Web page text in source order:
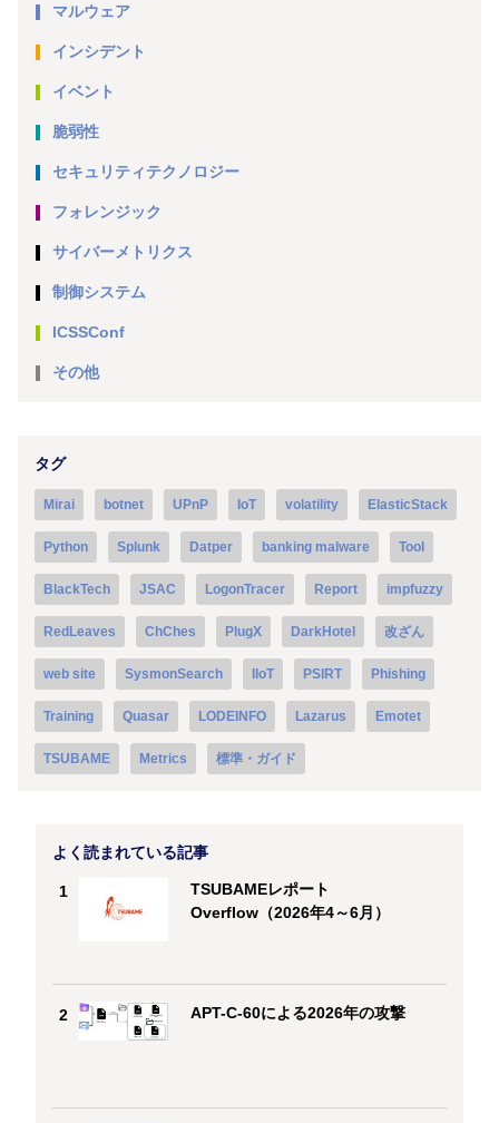
マルウェア
インシデント
イベント
脆弱性
セキュリティテクノロジー
フォレンジック
サイバーメトリクス
制御システム
ICSSConf
その他
タグ
Mirai botnet UPnP IoT volatility ElasticStack
Python Splunk Datper banking malware Tool
BlackTech JSAC LogonTracer Report impfuzzy
RedLeaves ChChes PlugX DarkHotel 改ざん
web site SysmonSearch IIoT PSIRT Phishing
Training Quasar LODEINFO Lazarus Emotet
TSUBAME Metrics 標準・ガイド
よく読まれている記事
1
TSUBAMEレポート
Overflow（2026年4～6月）
2 APT-C-60による2026年の攻撃